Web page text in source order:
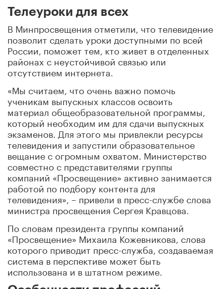
Телеуроки для всех
В Минпросвещения отметили, что телевидение
позволит сделать уроки доступными по всей
России, поможет тем, кто живет в отделенных
районах с неустойчивой связью или
отсутствием интернета.
«Мы считаем, что очень важно помочь
ученикам выпускных классов освоить
материал общеобразовательной программы,
который необходим им для сдачи выпускных
экзаменов. Для этого мы привлекли ресурсы
телевидения и запустили образовательное
вещание с огромным охватом. Министерство
совместно с представителями группы
компаний «Просвещение» активно занимается
работой по подбору контента для
телевидения», – привели в пресс-службе слова
министра просвещения Сергея Кравцова.
По словам президента группы компаний
«Просвещение» Михаила Кожевникова, слова
которого приводит пресс-служба, создаваемая
система в перспективе может быть
использована и в штатном режиме.